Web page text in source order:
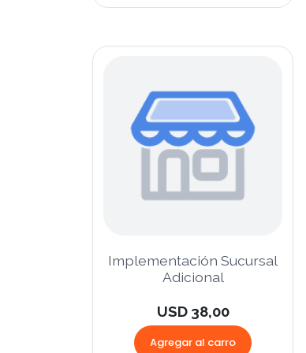
Implementación Sucursal
Adicional
USD 38,00
Agregar al carro